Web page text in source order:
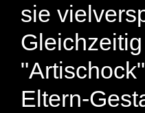
sie
Eltern-